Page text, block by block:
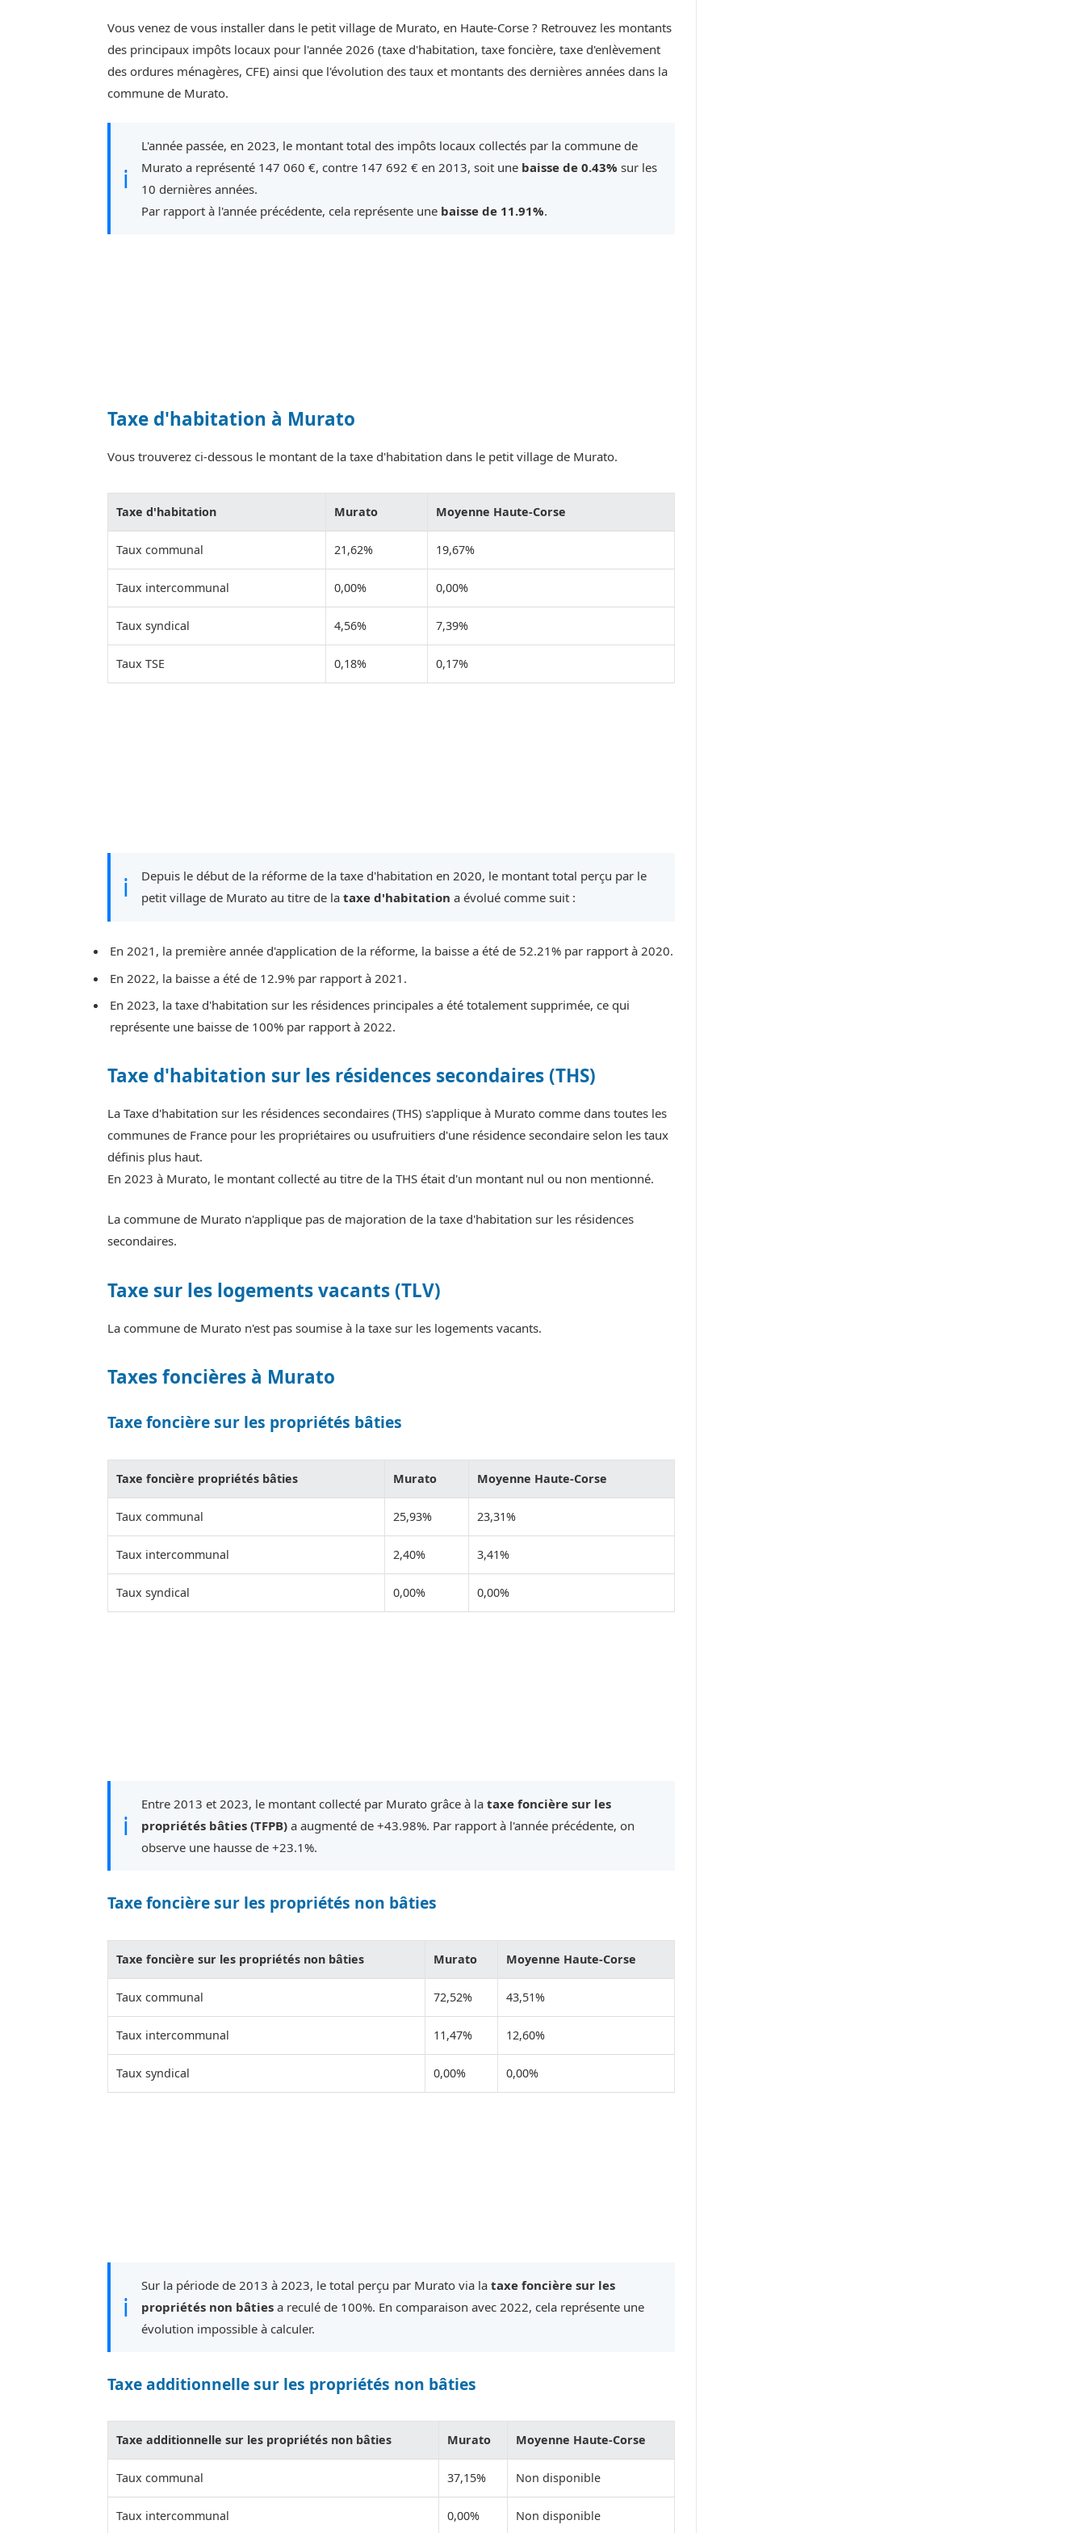
Vous venez de vous installer dans le petit village de Murato, en Haute-Corse ? Retrouvez les montants
des principaux impôts locaux pour l'année 2026 (taxe d'habitation, taxe foncière, taxe d'enlèvement
des ordures ménagères, CFE) ainsi que l'évolution des taux et montants des dernières années dans la
commune de Murato.
ℹ
L'année passée, en 2023, le montant total des impôts locaux collectés par la commune de
Murato a représenté 147 060 €, contre 147 692 € en 2013, soit une baisse de 0.43% sur les
10 dernières années.
Par rapport à l'année précédente, cela représente une baisse de 11.91%.
Taxe d'habitation à Murato
Vous trouverez ci-dessous le montant de la taxe d'habitation dans le petit village de Murato.
Taxe d'habitation Murato Moyenne Haute-Corse
Taux communal 21,62% 19,67%
Taux intercommunal 0,00% 0,00%
Taux syndical 4,56% 7,39%
Taux TSE 0,18% 0,17%
ℹ
Depuis le début de la réforme de la taxe d'habitation en 2020, le montant total perçu par le
petit village de Murato au titre de la taxe d'habitation a évolué comme suit :
En 2021, la première année d'application de la réforme, la baisse a été de 52.21% par rapport à 2020.
En 2022, la baisse a été de 12.9% par rapport à 2021.
En 2023, la taxe d'habitation sur les résidences principales a été totalement supprimée, ce qui
représente une baisse de 100% par rapport à 2022.
Taxe d'habitation sur les résidences secondaires (THS)
La Taxe d'habitation sur les résidences secondaires (THS) s'applique à Murato comme dans toutes les
communes de France pour les propriétaires ou usufruitiers d'une résidence secondaire selon les taux
définis plus haut.
En 2023 à Murato, le montant collecté au titre de la THS était d'un montant nul ou non mentionné.
La commune de Murato n'applique pas de majoration de la taxe d'habitation sur les résidences
secondaires.
Taxe sur les logements vacants (TLV)
La commune de Murato n'est pas soumise à la taxe sur les logements vacants.
Taxes foncières à Murato
Taxe foncière sur les propriétés bâties
Taxe foncière propriétés bâties Murato Moyenne Haute-Corse
Taux communal 25,93% 23,31%
Taux intercommunal 2,40% 3,41%
Taux syndical 0,00% 0,00%
ℹ
Entre 2013 et 2023, le montant collecté par Murato grâce à la taxe foncière sur les
propriétés bâties (TFPB) a augmenté de +43.98%. Par rapport à l'année précédente, on
observe une hausse de +23.1%.
Taxe foncière sur les propriétés non bâties
Taxe foncière sur les propriétés non bâties Murato Moyenne Haute-Corse
Taux communal 72,52% 43,51%
Taux intercommunal 11,47% 12,60%
Taux syndical 0,00% 0,00%
ℹ
Sur la période de 2013 à 2023, le total perçu par Murato via la taxe foncière sur les
propriétés non bâties a reculé de 100%. En comparaison avec 2022, cela représente une
évolution impossible à calculer.
Taxe additionnelle sur les propriétés non bâties
Taxe additionnelle sur les propriétés non bâties Murato Moyenne Haute-Corse
Taux communal 37,15% Non disponible
Taux intercommunal 0,00% Non disponible